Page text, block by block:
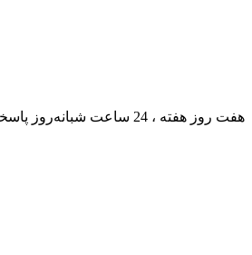
هفت روز هفته ، 24 ساعت شبانه‌روز پاسخگوی شما هستیم.